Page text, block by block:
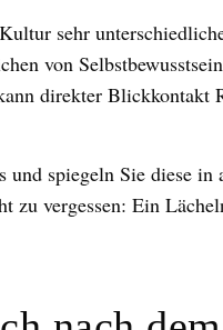
sehr
von
direkter Blickkontakt
spiegeln Sie diese in
zu vergessen: Ein